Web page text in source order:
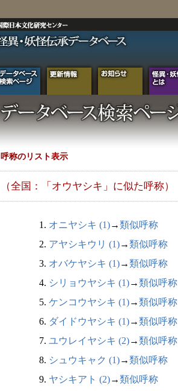
呼称のリスト表示
（全国：「オウヤシキ」に似た呼称）
1. オニヤシキ (1)→類似呼称
2. アヤシキウリ (1)→類似呼称
3. オバケヤシキ (1)→類似呼称
4. シリョウヤシキ (1)→類似呼称
5. ケンコウヤシキ (1)→類似呼称
6. ダイドウヤシキ (1)→類似呼称
7. ユウレイヤシキ (2)→類似呼称
8. シュウキャク (1)→類似呼称
9. ヤシキアト (2)→類似呼称